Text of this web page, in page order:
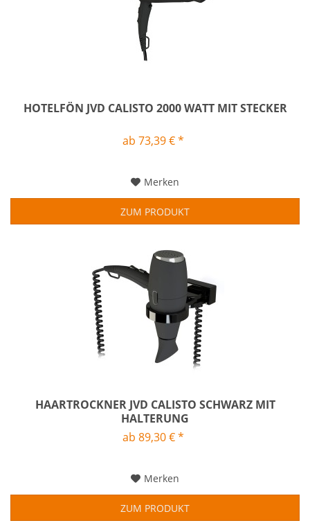
HOTELFÖN JVD CALISTO 2000 WATT MIT STECKER
ab 73,39 € *
Merken
ZUM PRODUKT
HAARTROCKNER JVD CALISTO SCHWARZ MIT
HALTERUNG
ab 89,30 € *
Merken
ZUM PRODUKT